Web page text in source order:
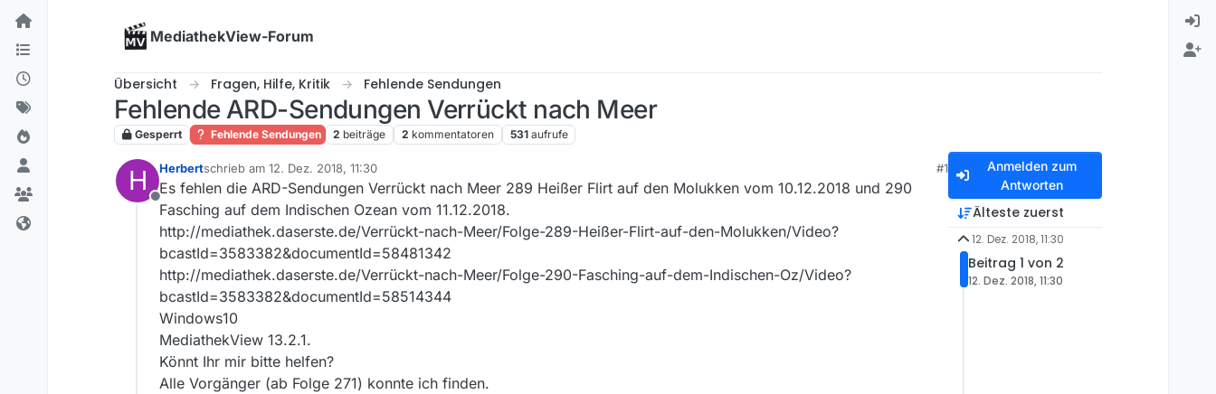
Skip to content
MediathekView-Forum
Übersicht Fragen, Hilfe, Kritik Fehlende Sendungen
Fehlende ARD-Sendungen Verrückt nach Meer
Gesperrt Fehlende Sendungen 2 beiträge 2 kommentatoren 531 aufrufe
H
Offline
Herbertschrieb am 12. Dez. 2018, 11:30
zuletzt editiert von
#1
Es fehlen die ARD-Sendungen Verrückt nach Meer 289 Heißer Flirt auf den Molukken vom 10.12.2018 und 290
Fasching auf dem Indischen Ozean vom 11.12.2018.
http://mediathek.daserste.de/Verrückt-nach-Meer/Folge-289-Heißer-Flirt-auf-den-Molukken/Video?
bcastId=3583382&documentId=58481342
http://mediathek.daserste.de/Verrückt-nach-Meer/Folge-290-Fasching-auf-dem-Indischen-Oz/Video?
bcastId=3583382&documentId=58514344
Windows10
MediathekView 13.2.1.
Könnt Ihr mir bitte helfen?
Alle Vorgänger (ab Folge 271) konnte ich finden.
Anmelden zum
Antworten
Älteste zuerst
12. Dez. 2018, 11:30
Beitrag 1 von 2
12. Dez. 2018, 11:30